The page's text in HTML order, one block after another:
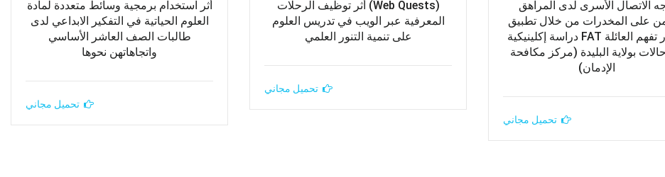
الاتصال الأسرى لدى المراهق
على المخدرات من خلال تطبيق
اختبار تفهم العائلة FAT دراسة إكلينيكية
ل3 حالات بولاية البليدة (مركز مكافحة
الإدمان)
تحميل مجاني
(Web Quests) أثر توظيف الرحلات
المعرفية عبر الويب في تدريس العلوم
على تنمية التنور العلمي
تحميل مجاني
أثر استخدام برمجية وسائط متعددة لمادة
العلوم الحياتية في التفكير الابداعي لدى
طالبات الصف العاشر الأساسي
واتجاهاتهن نحوها
تحميل مجاني